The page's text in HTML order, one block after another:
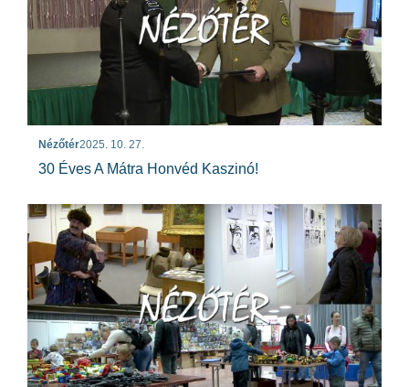
Nézőtér2025. 10. 27.
30 Éves A Mátra Honvéd Kaszinó!